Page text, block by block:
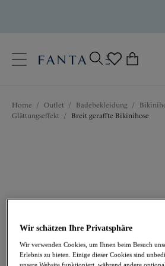
Sprache
Home / Outlet / Badebekleidung /
Glӓttungseffekt / Breit geraffte Bikinihose
23,37 € war 38,95 €
Wir schätzen Ihre Privatsphäre
Wir verwenden Cookies, um Ihnen beim Besuch
Erlebnis zu bieten. Einige dieser Cookies sind